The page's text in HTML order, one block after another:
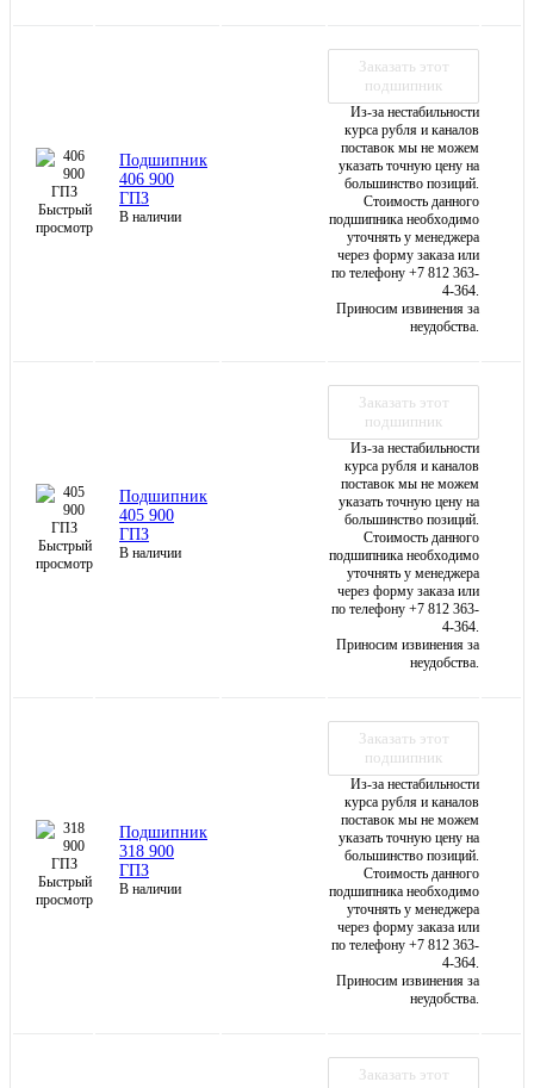
Быстрый
просмотр
Подшипник
406 900
ГПЗ
В наличии
Заказать этот
подшипник
Из-за нестабильности
курса рубля и каналов
поставок мы не можем
указать точную цену на
большинство позиций.
Стоимость данного
подшипника необходимо
уточнять у менеджера
через форму заказа или
по телефону +7 812 363-
4-364.
Приносим извинения за
неудобства.
Быстрый
просмотр
Подшипник
405 900
ГПЗ
В наличии
Заказать этот
подшипник
Из-за нестабильности
курса рубля и каналов
поставок мы не можем
указать точную цену на
большинство позиций.
Стоимость данного
подшипника необходимо
уточнять у менеджера
через форму заказа или
по телефону +7 812 363-
4-364.
Приносим извинения за
неудобства.
Быстрый
просмотр
Подшипник
318 900
ГПЗ
В наличии
Заказать этот
подшипник
Из-за нестабильности
курса рубля и каналов
поставок мы не можем
указать точную цену на
большинство позиций.
Стоимость данного
подшипника необходимо
уточнять у менеджера
через форму заказа или
по телефону +7 812 363-
4-364.
Приносим извинения за
неудобства.
Заказать этот